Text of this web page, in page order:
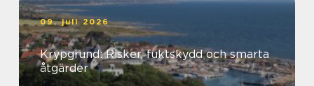
09. juli 2026
Krypgrund: Risker, fuktskydd och smarta
åtgärder